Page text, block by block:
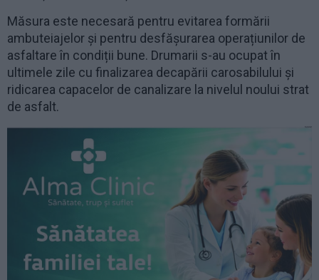
Măsura este necesară pentru evitarea formării
ambuteiajelor și pentru desfășurarea operațiunilor de
asfaltare în condiții bune. Drumarii s-au ocupat în
ultimele zile cu finalizarea decapării carosabilului și
ridicarea capacelor de canalizare la nivelul noului strat
de asfalt.